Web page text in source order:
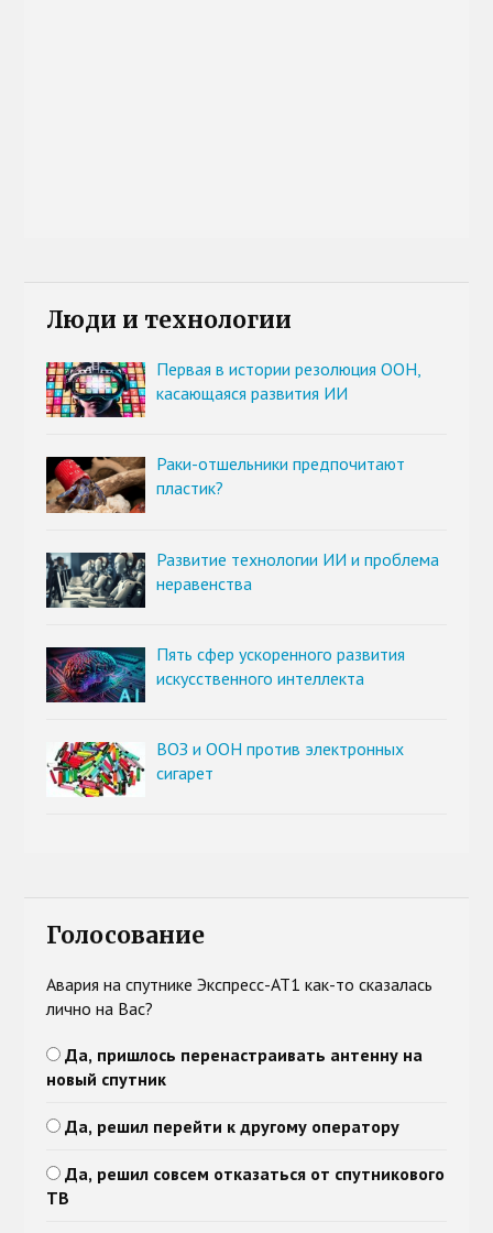
Люди и технологии
Первая в истории резолюция ООН,
касающаяся развития ИИ
Раки-отшельники предпочитают
пластик?
Развитие технологии ИИ и проблема
неравенства
Пять сфер ускоренного развития
искусственного интеллекта
ВОЗ и ООН против электронных
сигарет
Голосование
Авария на спутнике Экспресс-АТ1 как-то сказалась
лично на Вас?
Да, пришлось перенастраивать антенну на
новый спутник
Да, решил перейти к другому оператору
Да, решил совсем отказаться от спутникового
ТВ